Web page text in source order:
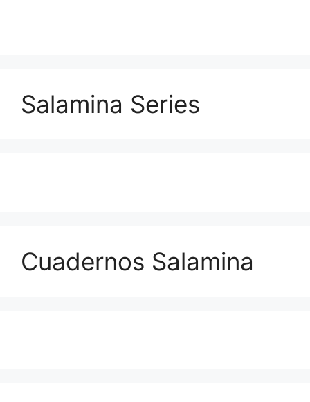
Salamina Series
Cuadernos Salamina